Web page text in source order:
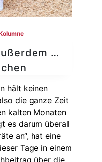
…
hält keinen
die ganze Zeit
kalten Monaten
es darum überall
an“, hat eine
Tage in einem
über die